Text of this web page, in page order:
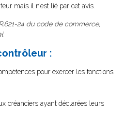
mais il n’est lié par cet avis.
24 du code de commerce,
:
pour exercer les fonctions
créanciers ayant déclarées leurs